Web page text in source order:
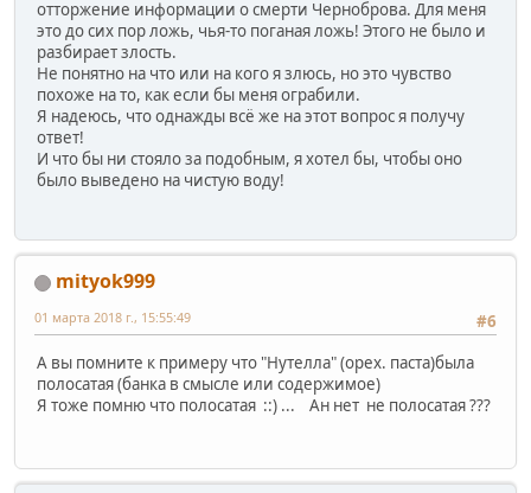
отторжение информации о смерти Черноброва. Для меня
это до сих пор ложь, чья-то поганая ложь! Этого не было и
разбирает злость.
Не понятно на что или на кого я злюсь, но это чувство
похоже на то, как если бы меня ограбили.
Я надеюсь, что однажды всё же на этот вопрос я получу
ответ!
И что бы ни стояло за подобным, я хотел бы, чтобы оно
было выведено на чистую воду!
mityok999
#6
01 марта 2018 г., 15:55:49
А вы помните к примеру что "Нутелла" (орех. паста)была
полосатая (банка в смысле или содержимое)
Я тоже помню что полосатая ::) ... Ан нет не полосатая ???